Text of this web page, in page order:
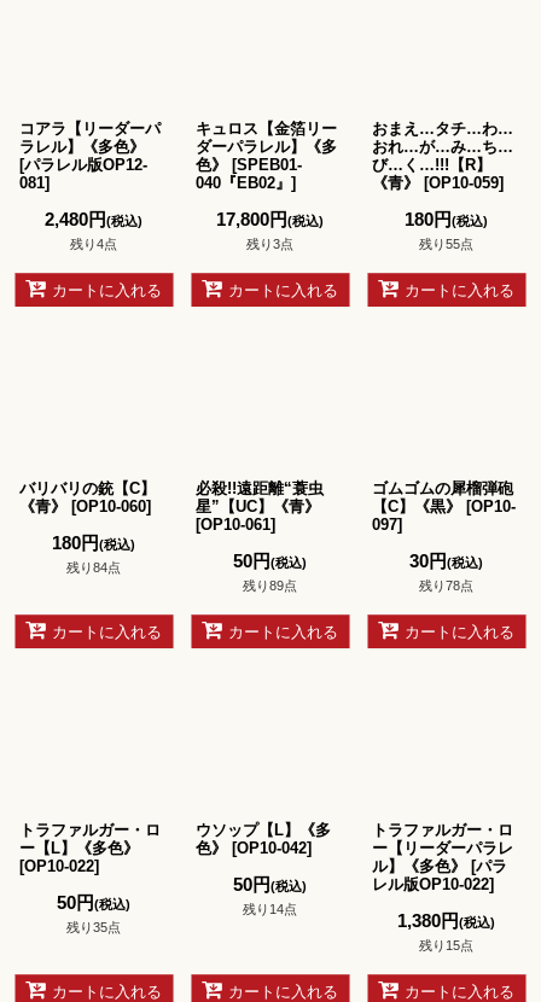
コアラ【リーダーパ
ラレル】《多色》
[パラレル版OP12-
081]
2,480円(税込)
残り4点
カートに入れる
キュロス【金箔リー
ダーパラレル】《多
色》
[SPEB01-
040『EB02』 ]
17,800円(税込)
残り3点
カートに入れる
おまえ…タチ…わ…
おれ…が…み…ち…
び…く…!!!【R】
《青》
[OP10-059]
180円(税込)
残り55点
カートに入れる
バリバリの銃【C】
《青》
[OP10-060]
180円(税込)
残り84点
カートに入れる
必殺!!遠距離“蓑虫
星”【UC】《青》
[OP10-061]
50円(税込)
残り89点
カートに入れる
ゴムゴムの犀榴弾砲
【C】《黒》
[OP10-
097]
30円(税込)
残り78点
カートに入れる
トラファルガー・ロ
ー【L】《多色》
[OP10-022]
50円(税込)
残り35点
カートに入れる
ウソップ【L】《多
色》
[OP10-042]
50円(税込)
残り14点
カートに入れる
トラファルガー・ロ
ー【リーダーパラレ
ル】《多色》
[パラ
レル版OP10-022]
1,380円(税込)
残り15点
カートに入れる